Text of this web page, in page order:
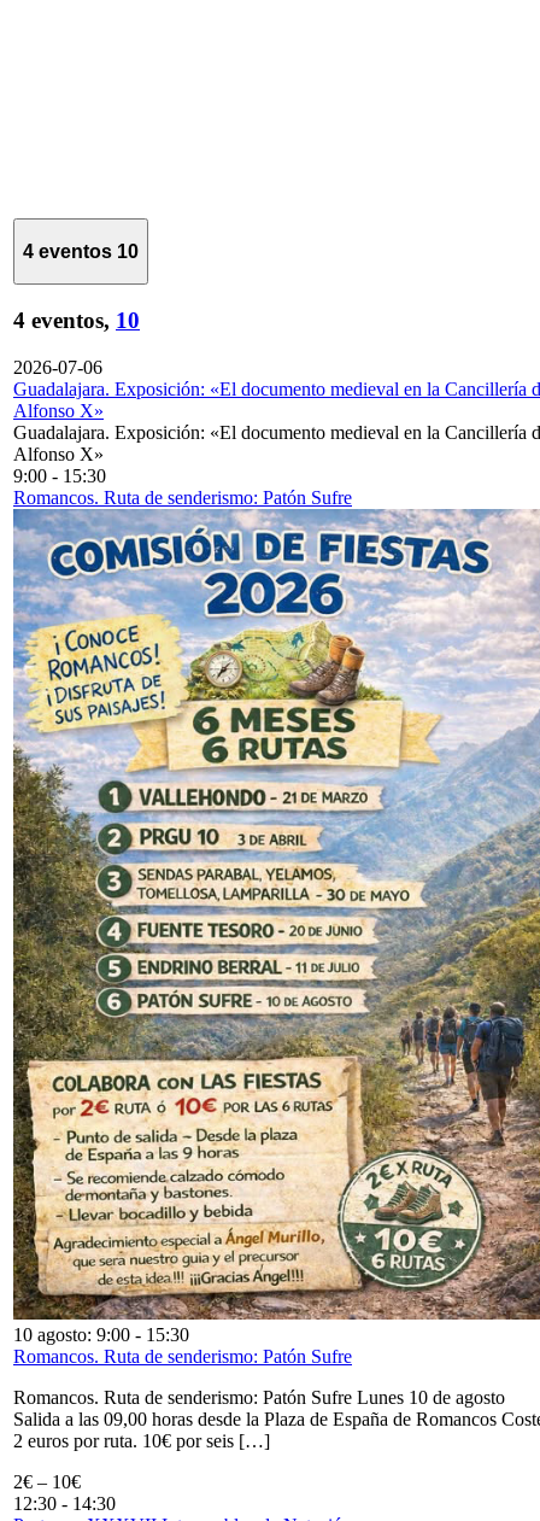
4 eventos 10
4 eventos, 10
2026-07-06
Guadalajara. Exposición: «El documento medieval en la Cancillería
Alfonso X»
Guadalajara. Exposición: «El documento medieval en la Cancillería
Alfonso X»
9:00 - 15:30
Romancos. Ruta de senderismo: Patón Sufre
10 agosto: 9:00 - 15:30
Romancos. Ruta de senderismo: Patón Sufre
Romancos. Ruta de senderismo: Patón Sufre Lunes 10 de agosto
Salida a las 09,00 horas desde la Plaza de España de Romancos
2 euros por ruta. 10€ por seis […]
2€ – 10€
12:30 - 14:30